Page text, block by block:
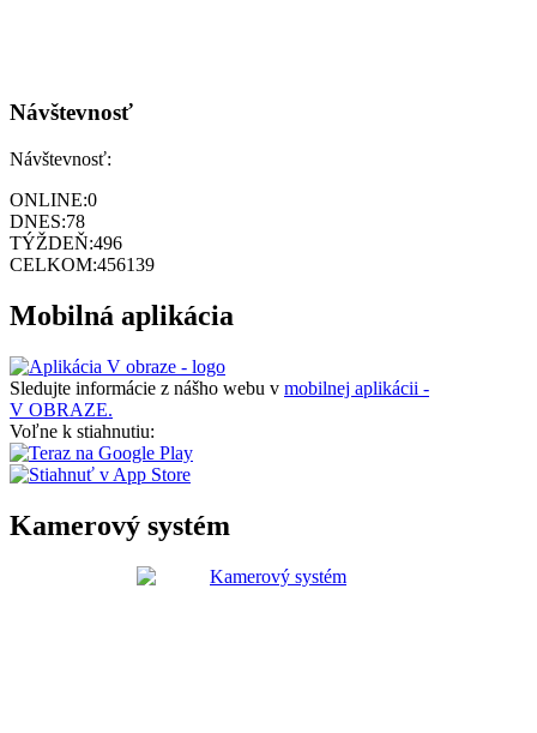
Návštevnosť
Návštevnosť:
ONLINE:0
DNES:78
TÝŽDEŇ:496
CELKOM:456139
Mobilná aplikácia
Sledujte informácie z nášho webu v mobilnej aplikácii -
V OBRAZE.
Voľne k stiahnutiu:
Kamerový systém